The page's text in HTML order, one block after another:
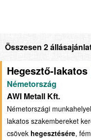
Összesen 2
Hegesztő-lakatos
Németország
AWI Metall Kft.
Németországi
lakatos szakembereket
csövek hegesztésére,